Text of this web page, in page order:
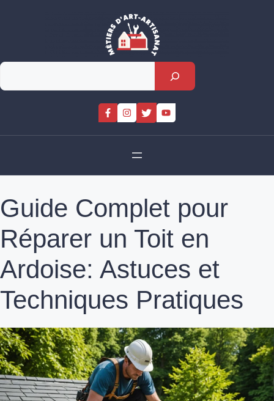
Rechercher
Guide Complet pour
Réparer un Toit en
Ardoise: Astuces et
Techniques Pratiques